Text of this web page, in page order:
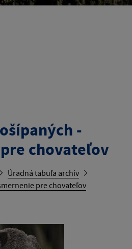
-
chovateľov
Úradná tabuľa archív
pre chovateľov